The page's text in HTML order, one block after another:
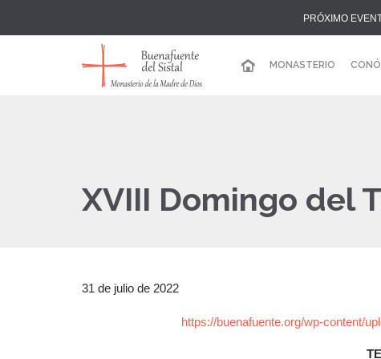
PRÓXIMO
MONASTERIO
XVIII Domingo del
31 de julio de 2022
https://buenafuente.org/wp-content/